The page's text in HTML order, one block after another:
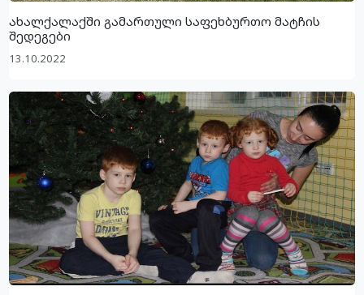
ახალქალაქში გამართული საფეხბურთო მატჩის
შედეგები
13.10.2022